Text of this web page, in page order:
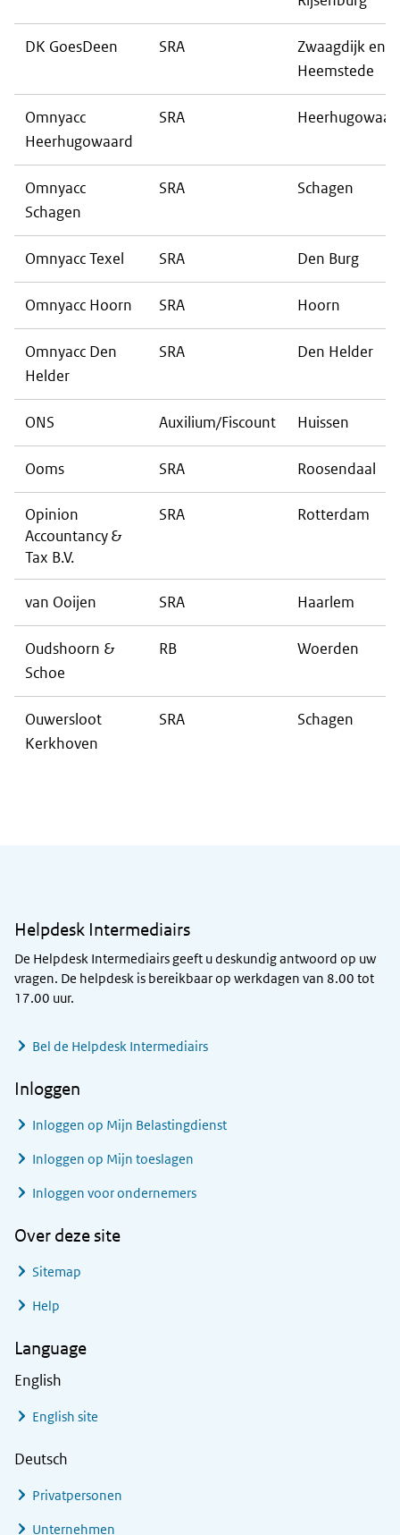
DK GoesDeen SRA
Zwaagdijk en
Heemstede
Omnyacc
Heerhugowaard
SRA
Omnyacc
Schagen
SRA Schagen
Omnyacc Texel SRA Den Burg
Omnyacc Hoorn SRA Hoorn
Omnyacc Den
Helder
SRA Den Helder
ONS Auxilium/Fiscount Huissen
Ooms SRA Roosendaal
Opinion
Accountancy &
Tax B.V.
SRA Rotterdam
van Ooijen SRA Haarlem
Oudshoorn &
Schoe
RB Woerden
Ouwersloot
Kerkhoven
SRA Schagen
Helpdesk Intermediairs
De Helpdesk Intermediairs geeft u deskundig antwoord op uw
vragen. De helpdesk is bereikbaar op werkdagen van 8.00 tot
17.00 uur.
Bel de Helpdesk Intermediairs
Inloggen
Inloggen op Mijn Belastingdienst
Inloggen op Mijn toeslagen
Inloggen voor ondernemers
Over deze site
Sitemap
Help
Language
English
English site
Deutsch
Privatpersonen
Unternehmen